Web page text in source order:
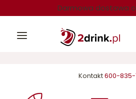
Darmowa dostawa
Menu
Kontakt600-835-